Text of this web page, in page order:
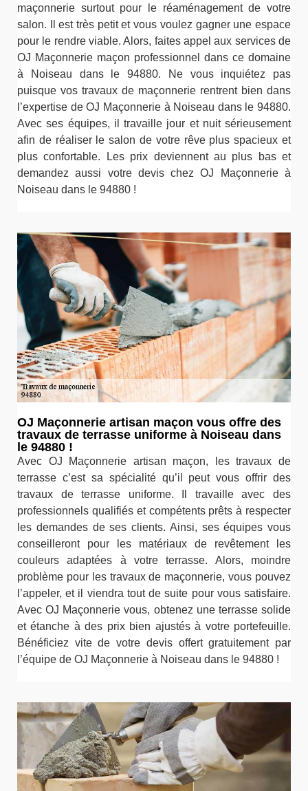
maçonnerie surtout pour le réaménagement de votre
salon. Il est très petit et vous voulez gagner une espace
pour le rendre viable. Alors, faites appel aux services de
OJ Maçonnerie maçon professionnel dans ce domaine
à Noiseau dans le 94880. Ne vous inquiétez pas
puisque vos travaux de maçonnerie rentrent bien dans
l’expertise de OJ Maçonnerie à Noiseau dans le 94880.
Avec ses équipes, il travaille jour et nuit sérieusement
afin de réaliser le salon de votre rêve plus spacieux et
plus confortable. Les prix deviennent au plus bas et
demandez aussi votre devis chez OJ Maçonnerie à
Noiseau dans le 94880 !
OJ Maçonnerie artisan maçon vous offre des
travaux de terrasse uniforme à Noiseau dans
le 94880 !
Avec OJ Maçonnerie artisan maçon, les travaux de
terrasse c’est sa spécialité qu’il peut vous offrir des
travaux de terrasse uniforme. Il travaille avec des
professionnels qualifiés et compétents prêts à respecter
les demandes de ses clients. Ainsi, ses équipes vous
conseilleront pour les matériaux de revêtement les
couleurs adaptées à votre terrasse. Alors, moindre
problème pour les travaux de maçonnerie, vous pouvez
l’appeler, et il viendra tout de suite pour vous satisfaire.
Avec OJ Maçonnerie vous, obtenez une terrasse solide
et étanche à des prix bien ajustés à votre portefeuille.
Bénéficiez vite de votre devis offert gratuitement par
l’équipe de OJ Maçonnerie à Noiseau dans le 94880 !